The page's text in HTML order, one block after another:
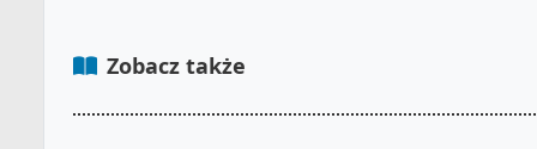
Zobacz także